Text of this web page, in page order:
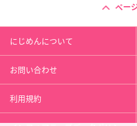
ペー
にじめんについて
お問い合わせ
利用規約